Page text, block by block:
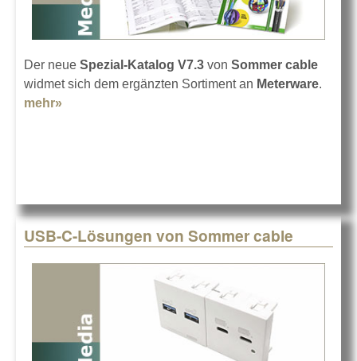
Der neue Spezial-Katalog V7.3 von Sommer cable
widmet sich dem ergänzten Sortiment an Meterware.
mehr»
USB-C-Lösungen von Sommer cable